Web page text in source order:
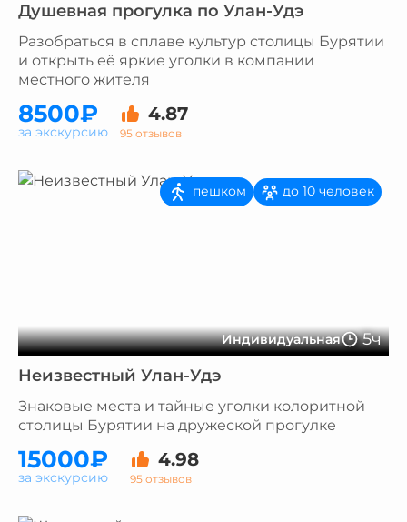
Душевная прогулка по Улан-Удэ
Разобраться в сплаве культур столицы Бурятии
и открыть её яркие уголки в компании
местного жителя
8500₽ 4.87
95 отзывов
за экскурсию
Индивидуальная 5ч
пешком до 10 человек
Неизвестный Улан-Удэ
Знаковые места и тайные уголки колоритной
столицы Бурятии на дружеской прогулке
15000₽ 4.98
95 отзывов
за экскурсию